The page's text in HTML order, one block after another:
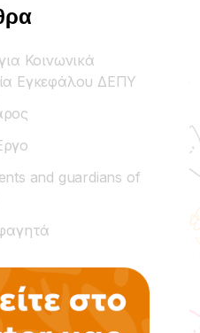
Κοινωνικά
Εγκεφάλου ΔΕΠΥ
and guardians of